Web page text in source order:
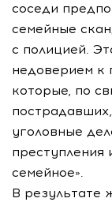
соседи
семейные
с полицией.
недоверием к
которые, по
уголовные
преступления
семейное».
В результате